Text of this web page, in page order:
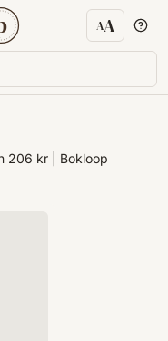
AA
206 kr | Bokloop